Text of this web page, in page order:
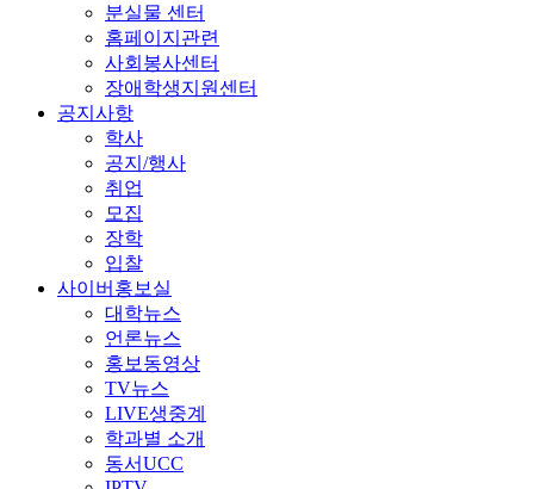
분실물 센터
홈페이지관련
사회봉사센터
장애학생지원센터
공지사항
학사
공지/행사
취업
모집
장학
입찰
사이버홍보실
대학뉴스
언론뉴스
홍보동영상
TV뉴스
LIVE생중계
학과별 소개
동서UCC